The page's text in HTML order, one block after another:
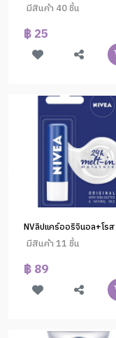
มีสินค้า 40 ชิ้น
฿ 25
มีสินค้า 11 ชิ้น
฿ 89